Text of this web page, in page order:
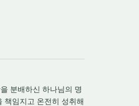
분배하신 하나님의 명
책임지고 온전히 성취해